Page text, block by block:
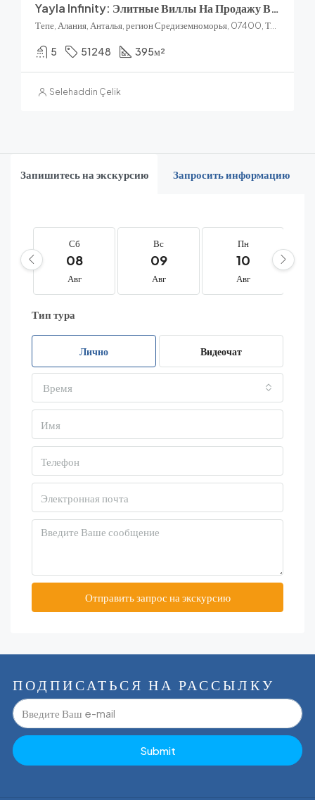
Yayla Infinity: Элитные Виллы На Продажу В Районе Тепе (Алания) С Видом На Море
Тепе, Алания, Анталья, регион Средиземноморья, 07400, Турция
5 51248 395м²
Selehaddin Çelik
Запишитесь на экскурсию Запросить информацию
Сб
08
Авг
Вс
09
Авг
Пн
10
Авг
Тип тура
Лично Видеочат
Время
Отправить запрос на экскурсию
ПОДПИСАТЬСЯ НА РАССЫЛКУ
Submit